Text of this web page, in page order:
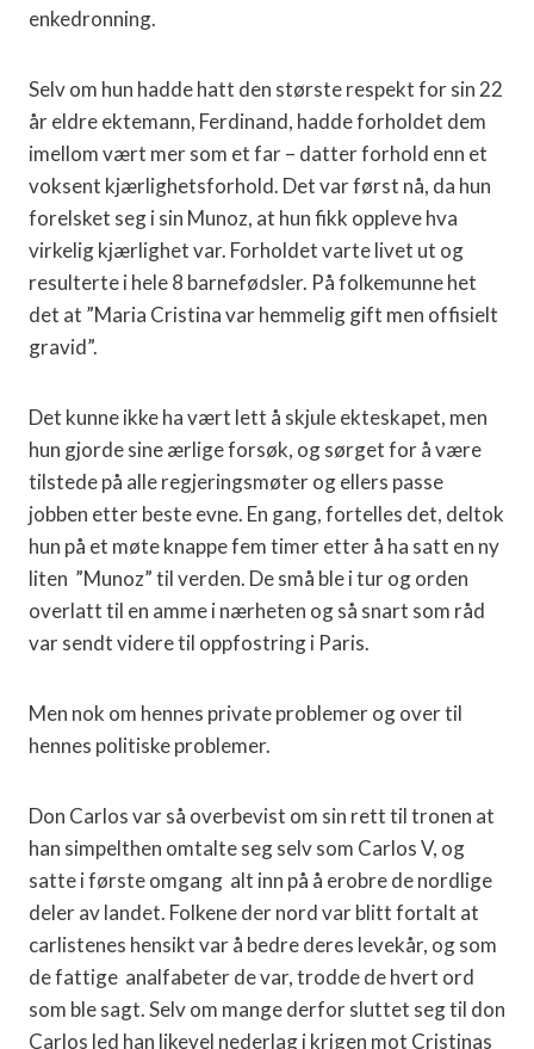
enkedronning.
Selv om hun hadde hatt den største respekt for sin 22
år eldre ektemann, Ferdinand, hadde forholdet dem
imellom vært mer som et far – datter forhold enn et
voksent kjærlighetsforhold. Det var først nå, da hun
forelsket seg i sin Munoz, at hun fikk oppleve hva
virkelig kjærlighet var. Forholdet varte livet ut og
resulterte i hele 8 barnefødsler. På folkemunne het
det at ”Maria Cristina var hemmelig gift men offisielt
gravid”.
Det kunne ikke ha vært lett å skjule ekteskapet, men
hun gjorde sine ærlige forsøk, og sørget for å være
tilstede på alle regjeringsmøter og ellers passe
jobben etter beste evne. En gang, fortelles det, deltok
hun på et møte knappe fem timer etter å ha satt en ny
liten ”Munoz” til verden. De små ble i tur og orden
overlatt til en amme i nærheten og så snart som råd
var sendt videre til oppfostring i Paris.
Men nok om hennes private problemer og over til
hennes politiske problemer.
Don Carlos var så overbevist om sin rett til tronen at
han simpelthen omtalte seg selv som Carlos V, og
satte i første omgang alt inn på å erobre de nordlige
deler av landet. Folkene der nord var blitt fortalt at
carlistenes hensikt var å bedre deres levekår, og som
de fattige analfabeter de var, trodde de hvert ord
som ble sagt. Selv om mange derfor sluttet seg til don
Carlos led han likevel nederlag i krigen mot Cristinas